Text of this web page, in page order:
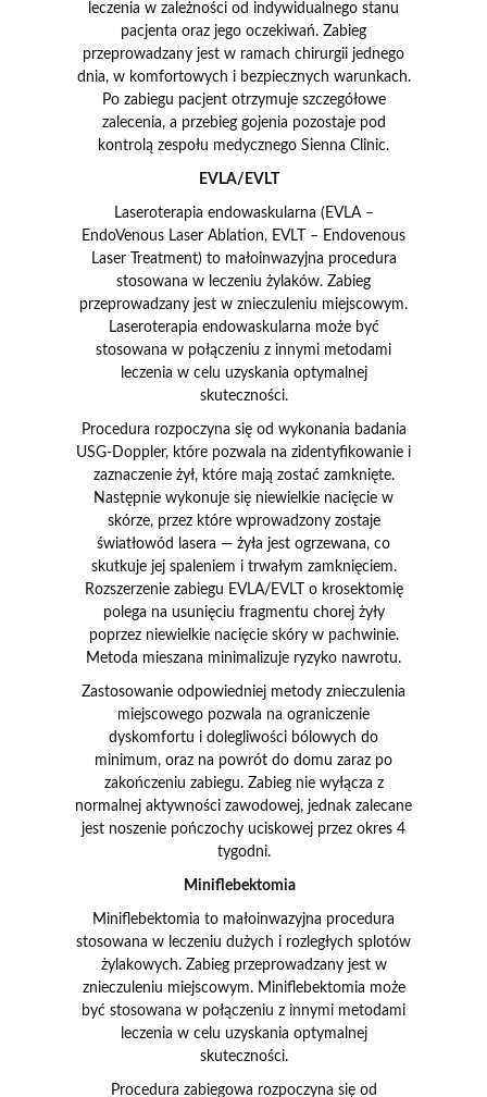
leczenia w zależności od indywidualnego stanu
pacjenta oraz jego oczekiwań. Zabieg
przeprowadzany jest w ramach chirurgii jednego
dnia, w komfortowych i bezpiecznych warunkach.
Po zabiegu pacjent otrzymuje szczegółowe
zalecenia, a przebieg gojenia pozostaje pod
kontrolą zespołu medycznego Sienna Clinic.
EVLA/EVLT
Laseroterapia endowaskularna (EVLA –
EndoVenous Laser Ablation, EVLT – Endovenous
Laser Treatment) to małoinwazyjna procedura
stosowana w leczeniu żylaków. Zabieg
przeprowadzany jest w znieczuleniu miejscowym.
Laseroterapia endowaskularna może być
stosowana w połączeniu z innymi metodami
leczenia w celu uzyskania optymalnej
skuteczności.
Procedura rozpoczyna się od wykonania badania
USG-Doppler, które pozwala na zidentyfikowanie i
zaznaczenie żył, które mają zostać zamknięte.
Następnie wykonuje się niewielkie nacięcie w
skórze, przez które wprowadzony zostaje
światłowód lasera — żyła jest ogrzewana, co
skutkuje jej spaleniem i trwałym zamknięciem.
Rozszerzenie zabiegu EVLA/EVLT o krosektomię
polega na usunięciu fragmentu chorej żyły
poprzez niewielkie nacięcie skóry w pachwinie.
Metoda mieszana minimalizuje ryzyko nawrotu.
Zastosowanie odpowiedniej metody znieczulenia
miejscowego pozwala na ograniczenie
dyskomfortu i dolegliwości bólowych do
minimum, oraz na powrót do domu zaraz po
zakończeniu zabiegu. Zabieg nie wyłącza z
normalnej aktywności zawodowej, jednak zalecane
jest noszenie pończochy uciskowej przez okres 4
tygodni.
Miniflebektomia
Miniflebektomia to małoinwazyjna procedura
stosowana w leczeniu dużych i rozległych splotów
żylakowych. Zabieg przeprowadzany jest w
znieczuleniu miejscowym. Miniflebektomia może
być stosowana w połączeniu z innymi metodami
leczenia w celu uzyskania optymalnej
skuteczności.
Procedura zabiegowa rozpoczyna się od